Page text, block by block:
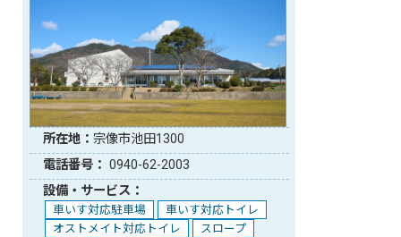
所在地：宗像市池田1300
電話番号： 0940-62-2003
設備・サービス：
車いす対応駐車場
車いす対応トイレ
オストメイト対応トイレ
スロープ